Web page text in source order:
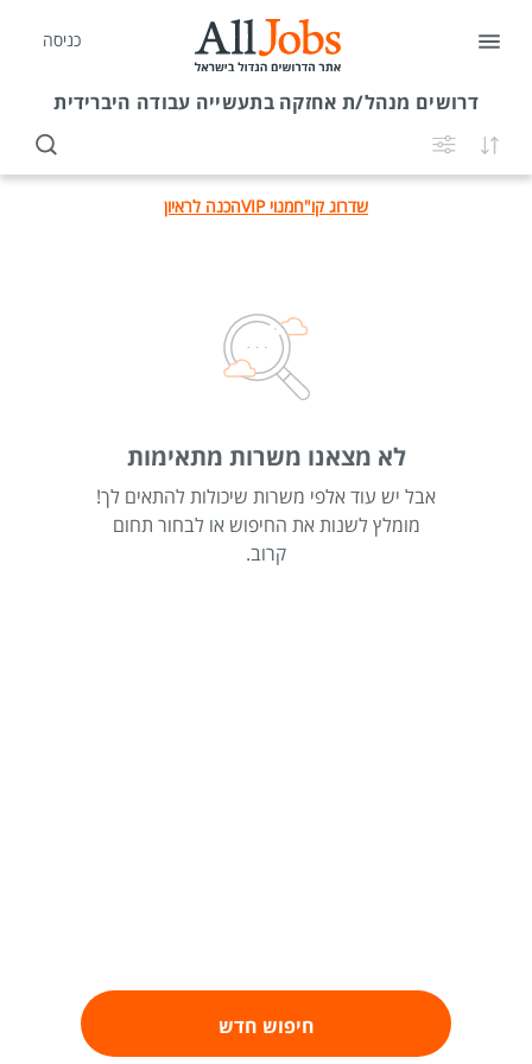
כניסה
דרושים מנהל/ת אחזקה בתעשייה עבודה היברידית
שדרוג קו"חמנוי VIP הכנה לראיון
לא מצאנו משרות מתאימות
אבל יש עוד אלפי משרות שיכולות להתאים לך!
מומלץ לשנות את החיפוש או לבחור תחום
קרוב.
חיפוש חדש